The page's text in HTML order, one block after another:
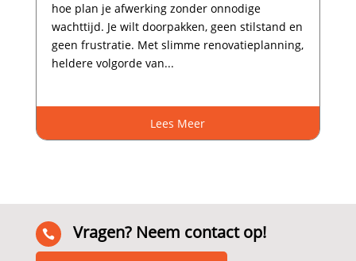
hoe plan je afwerking zonder onnodige
wachttijd.​ Je wilt doorpakken, geen stilstand en
geen frustratie.​ Met slimme renovatieplanning,
heldere volgorde van...
Lees Meer
 Vragen? Neem contact op!